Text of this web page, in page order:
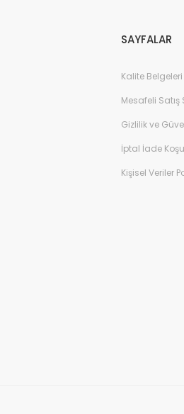
SAYFALAR
Kalite Belgeleri
Mesafeli Satış
Gizlilik ve
İptal İade
Kişisel Veriler